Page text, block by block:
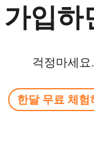
가입하
걱정마세
한달 무료 체험